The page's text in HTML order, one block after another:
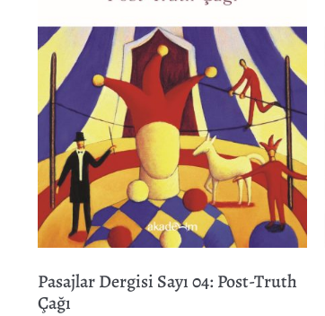
Pasajlar Dergisi Sayı 04: Post-Truth
Çağı